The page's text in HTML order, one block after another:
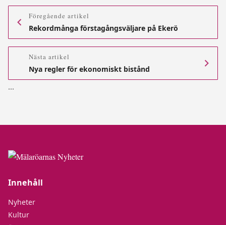
Föregående artikel
Rekordmånga förstagångsväljare på Ekerö
Nästa artikel
Nya regler för ekonomiskt bistånd
...
Innehåll
Nyheter
Kultur